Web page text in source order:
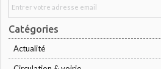
Catégories
Actualité